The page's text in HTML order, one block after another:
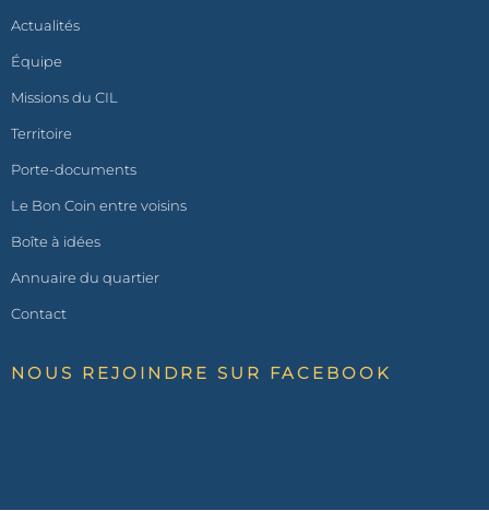
Actualités
Équipe
Missions du CIL
Territoire
Porte-documents
Le Bon Coin entre voisins
Boîte à idées
Annuaire du quartier
Contact
NOUS REJOINDRE SUR FACEBOOK